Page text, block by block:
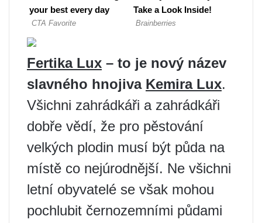
Fertika Lux – to je nový název
slavného hnojiva Kemira Lux.
Všichni zahrádkáři a zahrádkáři
dobře vědí, že pro pěstování
velkých plodin musí být půda na
místě co nejúrodnější. Ne všichni
letní obyvatelé se však mohou
pochlubit černozemními půdami